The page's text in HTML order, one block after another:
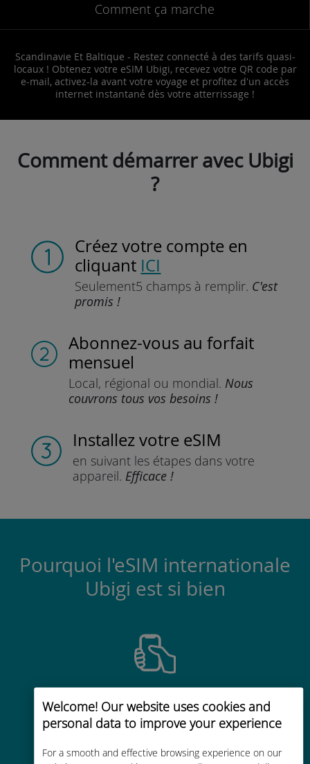
Welcome! Our website uses cookies and
personal data to improve your experience
For a smooth and effective browsing experience on our
Comment ça marche
Scandinavie Et Baltique - Restez connecté à des tarifs quasi-
locaux ! Obtenez votre eSIM Ubigi, recevez votre QR code par
e-mail, activez-la avant votre voyage et profitez d'un accès
internet instantané dès votre atterrissage !
Comment démarrer avec Ubigi
?
Créez votre compte en
cliquant ICI
Seulement5 champs à remplir. C'est
promis !
Abonnez-vous au forfait
mensuel
Local, régional ou mondial. Nous
couvrons tous vos besoins !
Installezvotre eSIM
en suivant les étapes dans votre
appareil. Efficace !
Pourquoi l'eSIM internationale
Ubigi est si bien
Activation instantanée
Recevez un QR code par e-mail en